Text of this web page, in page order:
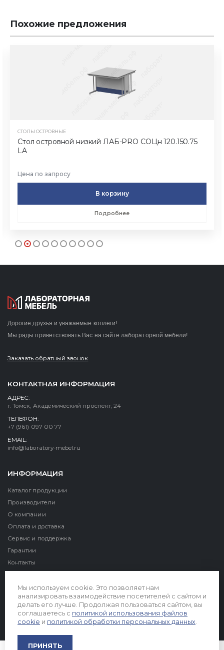
Похожие предложения
СТОЛЫ ОСТРОВНЫЕ
Стол островной низкий ЛАБ-PRO CОЦн 120.150.75
LA
Цена по запросу
В корзину
Подробнее
Дорогие друзья и уважаемые коллеги!
Мы рады приветствовать Вас на сайте лабораторной мебели!
Заказать обратный звонок
КОНТАКТНАЯ ИНФОРМАЦИЯ
АДРЕС:
г. Томск, Академический проспект, 24
ТЕЛЕФОН:
+7 (961) 097 00 77
EMAIL:
info@laboratory-mebel.ru
ИНФОРМАЦИЯ
Каталог продукции
Производители
О компании
Оплата и доставка
Сервис и поддержка
Гарантии
Контакты
© 2026. Все права защищены
Мы используем cookie. Это позволяет нам
анализировать взаимодействие посетителей с сайтом и
делать его лучше. Продолжая пользоваться сайтом, вы
соглашаетесь с политикой использования файлов
cookie и политикой обработки персональных данных
ПРИНЯТЬ